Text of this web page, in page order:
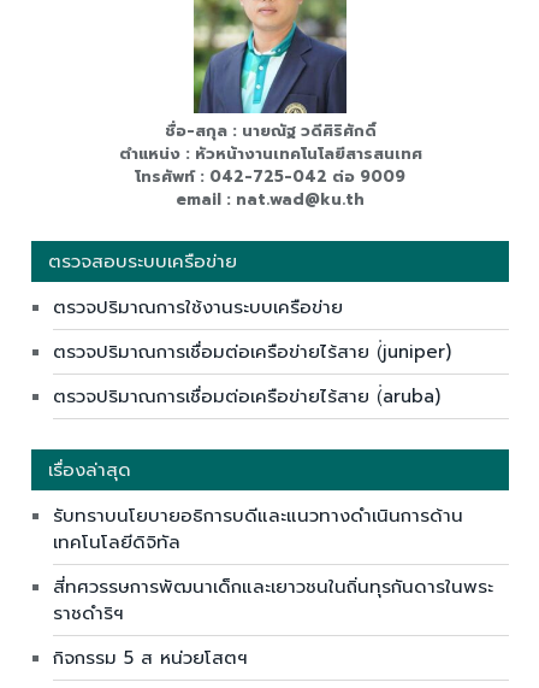
ชื่อ-สกุล : นายณัฐ วดีศิริศักดิ์
ตำแหน่ง : หัวหน้างานเทคโนโลยีสารสนเทศ
โทรศัพท์ : 042-725-042 ต่อ 9009
email : nat.wad@ku.th
ตรวจสอบระบบเครือข่าย
ตรวจปริมาณการใช้งานระบบเครือข่าย
ตรวจปริมาณการเชื่อมต่อเครือข่ายไร้สาย (่juniper)
ตรวจปริมาณการเชื่อมต่อเครือข่ายไร้สาย (่aruba)
เรื่องล่าสุด
รับทราบนโยบายอธิการบดีและแนวทางดำเนินการด้าน
เทคโนโลยีดิจิทัล
สี่ทศวรรษการพัฒนาเด็กและเยาวชนในถิ่นทุรกันดารในพระ
ราชดำริฯ
กิจกรรม 5 ส หน่วยโสตฯ